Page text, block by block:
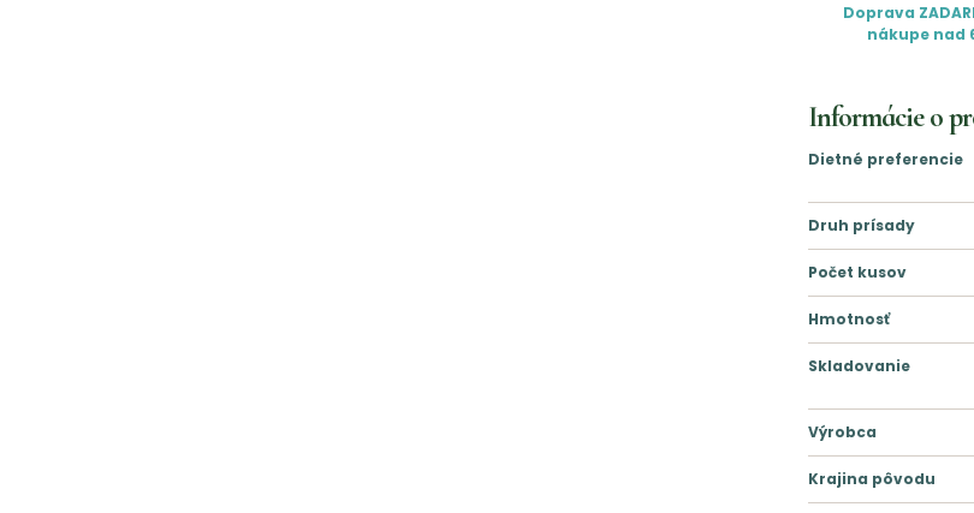
Doprava
nákupe nad
Informácie o
Dietné preferencie
Druh prísady
Počet kusov
Hmotnosť
Skladovanie
Výrobca
Krajina pôvodu